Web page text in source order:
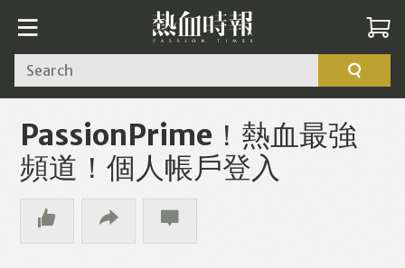
Search
PassionPrime！熱血最強
頻道！個人帳戶登入